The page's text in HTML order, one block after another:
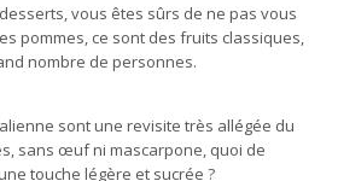
vous êtes sûrs de ne pas vous
pommes, ce sont des fruits classiques,
nombre de personnes.
sont une revisite très allégée du
sans œuf ni mascarpone, quoi de
touche légère et sucrée ?